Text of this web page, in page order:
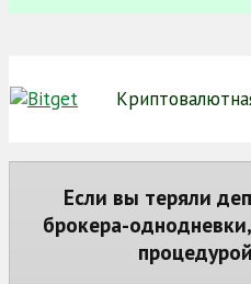
Если вы теряли
брокера-